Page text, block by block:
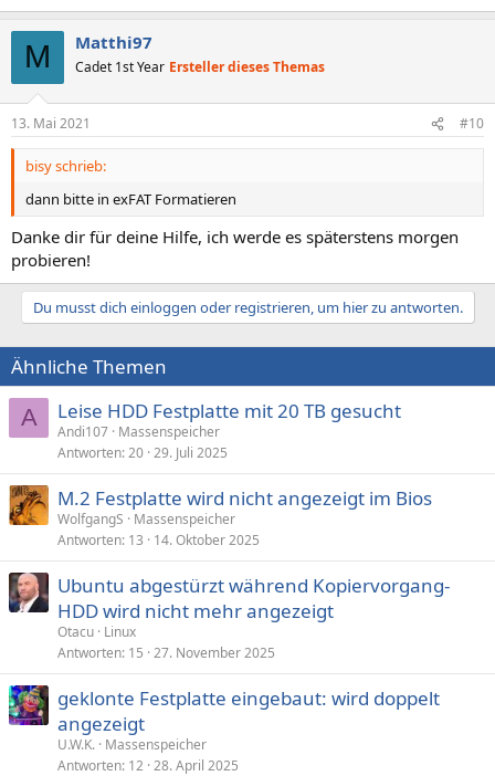
M Matthi97
Cadet 1st Year Ersteller dieses Themas
13. Mai 2021 #10
bisy schrieb:
dann bitte in exFAT Formatieren
Danke dir für deine Hilfe, ich werde es späterstens morgen
probieren!
Du musst dich einloggen oder registrieren, um hier zu antworten.
Ähnliche Themen
A Leise HDD Festplatte mit 20 TB gesucht
Andi107 Massenspeicher
Antworten 20 29. Juli 2025
M.2 Festplatte wird nicht angezeigt im Bios
WolfgangS
Massenspeicher
Antworten 13 14. Oktober 2025
Ubuntu abgestürzt während Kopiervorgang-
HDD wird nicht mehr angezeigt
Otacu Linux
Antworten 15 27. November 2025
geklonte Festplatte eingebaut: wird doppelt
angezeigt
U.W.K. Massenspeicher
Antworten 12 28. April 2025